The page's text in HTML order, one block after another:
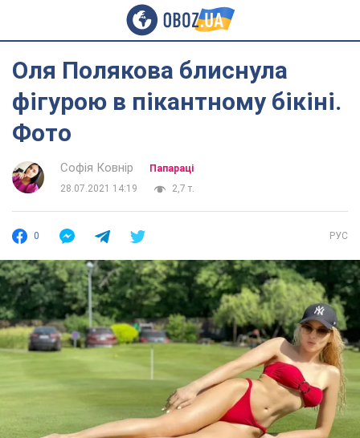
Оля Полякова блиснула
фігурою в пікантному бікіні.
Фото
Софія Ковнір
Папараці
28.07.2021 14:19
2,7 т.
0 РУС